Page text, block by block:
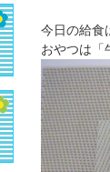
今日の給食
おやつは「